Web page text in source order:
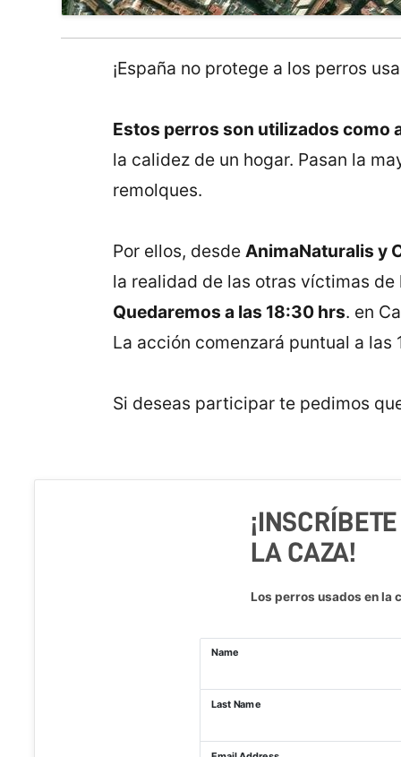
¡España no protege a los perros
Estos perros son utilizados como
la calidez de un hogar. Pasan la
remolques.
Por ellos, desde AnimaNaturalis y
la realidad de las otras víctimas
Quedaremos a las 18:30 hrs. en
La acción comenzará puntual a las
Si deseas participar te pedimos
LA CAZA!
Los perros usados en la
Name
Last Name